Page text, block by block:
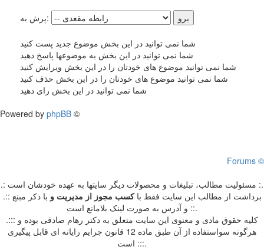
پرش به:
شما نمی توانید در این بخش موضوع جدید پست کنید
شما نمی توانید در این بخش به موضوعها پاسخ دهید
شما نمی توانید موضوع های خودتان را در این بخش ویرایش کنید
شما نمی توانید موضوع های خودتان را در این بخش حذف کنید
شما نمی توانید در این بخش رای دهید
Powered by phpBB ©
Forums ©
.: مسئوليت مطالب، تبليغات و محصولات ديگر سايتها به عهده خودشان است :.
.:: برداشت از مطالب اين سايت فقط باکسب مجوز از مدیریت و با ذکر مبنع
و آدرس به صورت لینک بلامانع است ::.
.::: کلیه حقوق مادی و معنوی این سایت متعلق به دکتر رهام صادقی بوده و
هرگونه سواستفاده از آن طبق ماده 12 قانون جرایم رایانه ای قابل پیگیری
است :::.